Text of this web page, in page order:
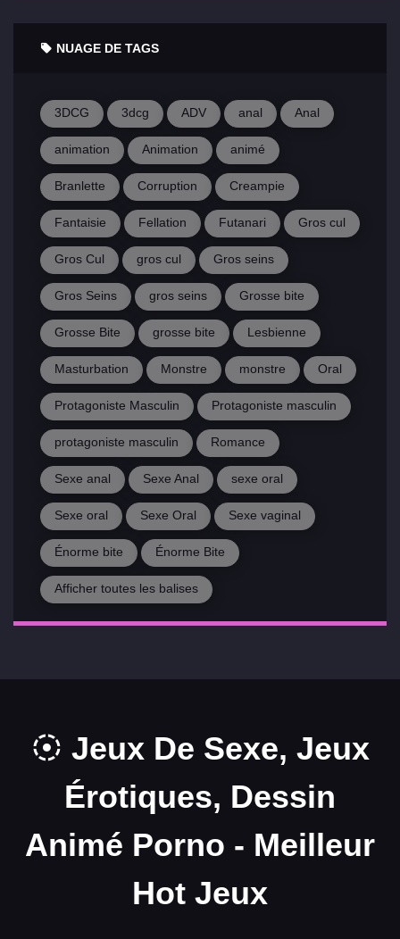
NUAGE DE TAGS
3DCG 3dcg ADV anal Anal
animation Animation animé
Branlette Corruption Creampie
Fantaisie Fellation Futanari Gros cul
Gros Cul gros cul Gros seins
Gros Seins gros seins Grosse bite
Grosse Bite grosse bite Lesbienne
Masturbation Monstre monstre Oral
Protagoniste Masculin Protagoniste masculin
protagoniste masculin Romance
Sexe anal Sexe Anal sexe oral
Sexe oral Sexe Oral Sexe vaginal
Énorme bite Énorme Bite
Afficher toutes les balises
Jeux De Sexe, Jeux
Érotiques, Dessin
Animé Porno - Meilleur
Hot Jeux